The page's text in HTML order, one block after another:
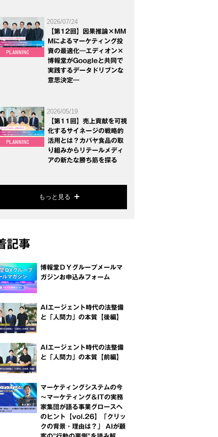
2026/07/24
【第12回】因果推論×MM
Mによるマーケティング投
資の最適化―エディオン×
博報堂がGoogleと共同で
実践するデータドリブンな
意思決定―
2026/05/19
【第11回】売上貢献を可視
化するサイネージの戦略的
活用とは？カバヤ食品の取
り組みからリテールメディ
アの新たな勝ち筋を探る
もっと見る
記事
博報堂ＤＹグループメールマ
ガジンお申込みフォーム
AIエージェント時代の法整備
と「人間力」の本質【後編】
AIエージェント時代の法整備
と「人間力」の本質【前編】
マーケティングシステムの今
～マーケティング＆ITの実務
家集団が語る事業グロースへ
のヒント【vol.26】「クリッ
クの背景・理由は？」 AIが顧